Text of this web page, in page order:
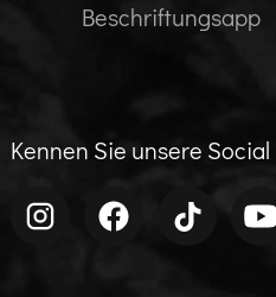
Beschriftungsapp
Kennen Sie unsere